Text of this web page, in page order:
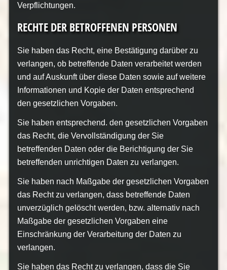
Verpflichtungen.
RECHTE DER BETROFFENEN PERSONEN
Sie haben das Recht, eine Bestätigung darüber zu
verlangen, ob betreffende Daten verarbeitet werden
und auf Auskunft über diese Daten sowie auf weitere
Informationen und Kopie der Daten entsprechend
den gesetzlichen Vorgaben.
Sie haben entsprechend. den gesetzlichen Vorgaben
das Recht, die Vervollständigung der Sie
betreffenden Daten oder die Berichtigung der Sie
betreffenden unrichtigen Daten zu verlangen.
Sie haben nach Maßgabe der gesetzlichen Vorgaben
das Recht zu verlangen, dass betreffende Daten
unverzüglich gelöscht werden, bzw. alternativ nach
Maßgabe der gesetzlichen Vorgaben eine
Einschränkung der Verarbeitung der Daten zu
verlangen.
Sie haben das Recht zu verlangen, dass die Sie